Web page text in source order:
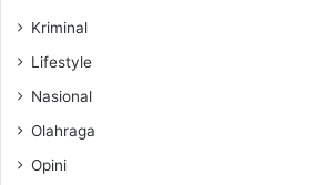
Kriminal
Lifestyle
Nasional
Olahraga
Opini